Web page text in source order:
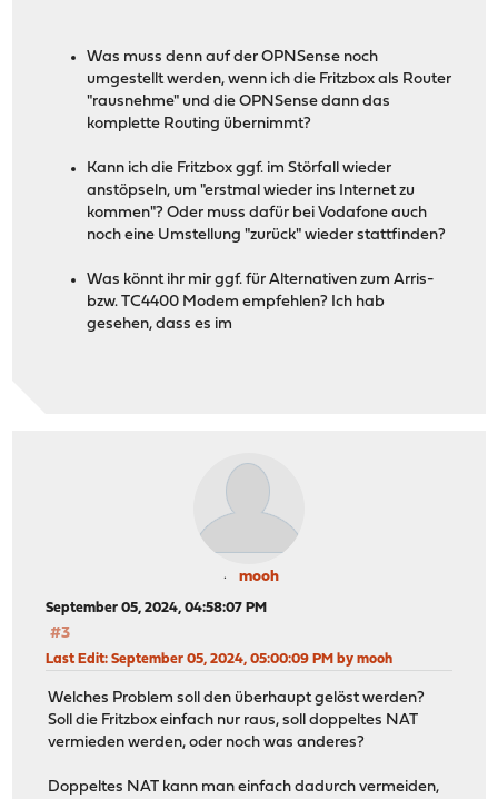
Was muss denn auf der OPNSense noch
umgestellt werden, wenn ich die Fritzbox als Router
"rausnehme" und die OPNSense dann das
komplette Routing übernimmt?
Kann ich die Fritzbox ggf. im Störfall wieder
anstöpseln, um "erstmal wieder ins Internet zu
kommen"? Oder muss dafür bei Vodafone auch
noch eine Umstellung "zurück" wieder stattfinden?
Was könnt ihr mir ggf. für Alternativen zum Arris-
bzw. TC4400 Modem empfehlen? Ich hab
gesehen, dass es im
mooh
September 05, 2024, 04:58:07 PM
#3
Last Edit: September 05, 2024, 05:00:09 PM by mooh
Welches Problem soll den überhaupt gelöst werden?
Soll die Fritzbox einfach nur raus, soll doppeltes NAT
vermieden werden, oder noch was anderes?
Doppeltes NAT kann man einfach dadurch vermeiden,